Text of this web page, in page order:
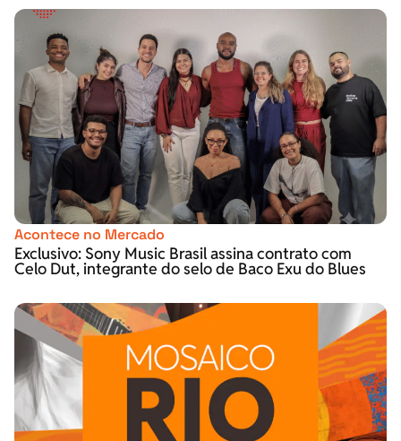
Acontece no Mercado
Exclusivo: Sony Music Brasil assina contrato com
Celo Dut, integrante do selo de Baco Exu do Blues